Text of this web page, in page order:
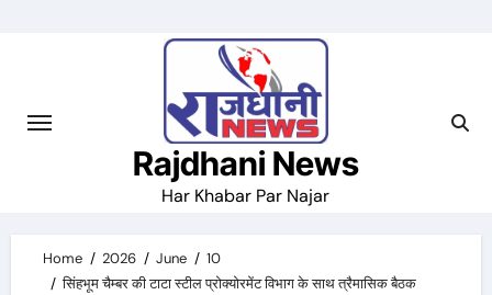
Rajdhani News
Har Khabar Par Najar
Home 2026 June
10
सिंहभूम चैम्बर की टाटा स्टील प्रोक्योरमेंट विभाग के साथ त्रैमासिक बैठक